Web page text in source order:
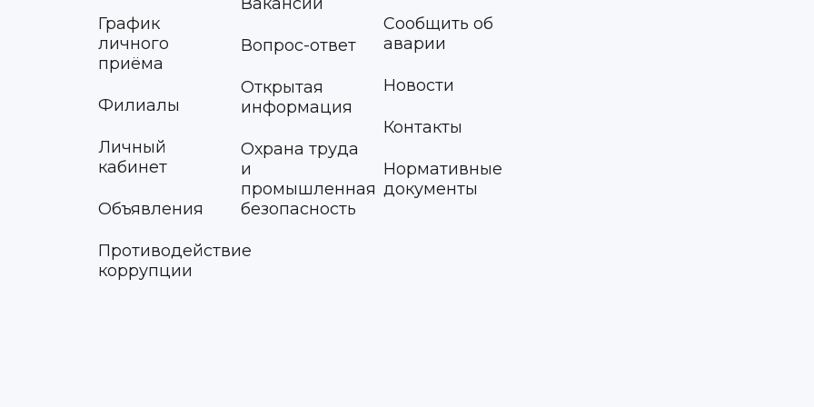
График
личного
приёма
Филиалы
Личный
кабинет
Объявления
Противодействие
коррупции
Вопрос-ответ
Открытая
информация
Охрана труда
и
промышленная
безопасность
Сообщить об
аварии
Новости
Контакты
Нормативные
документы